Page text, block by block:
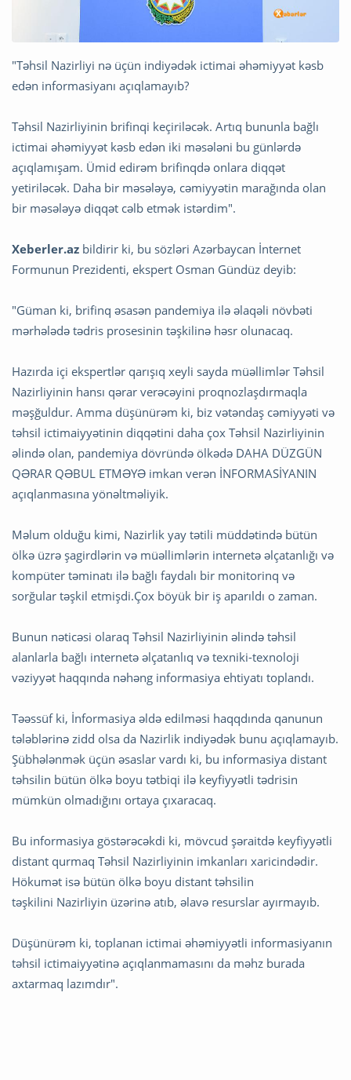
"Təhsil Nazirliyi nə üçün indiyədək ictimai əhəmiyyət kəsb
edən informasiyanı açıqlamayıb?
Təhsil Nazirliyinin brifinqi keçiriləcək. Artıq bununla bağlı
ictimai əhəmiyyət kəsb edən iki məsələni bu günlərdə
açıqlamışam. Ümid edirəm brifinqdə onlara diqqət
yetiriləcək. Daha bir məsələyə, cəmiyyətin marağında olan
bir məsələyə diqqət cəlb etmək istərdim".
Xeberler.az bildirir ki, bu sözləri Azərbaycan İnternet
Formunun Prezidenti, ekspert Osman Gündüz deyib:
"Güman ki, brifinq əsasən pandemiya ilə əlaqəli növbəti
mərhələdə tədris prosesinin təşkilinə həsr olunacaq.
Hazırda içi ekspertlər qarışıq xeyli sayda müəllimlər Təhsil
Nazirliyinin hansı qərar verəcəyini proqnozlaşdırmaqla
məşğuldur. Amma düşünürəm ki, biz vətəndaş cəmiyyəti və
təhsil ictimaiyyətinin diqqətini daha çox Təhsil Nazirliyinin
əlində olan, pandemiya dövründə ölkədə DAHA DÜZGÜN
QƏRAR QƏBUL ETMƏYƏ imkan verən İNFORMASİYANIN
açıqlanmasına yönəltməliyik.
Məlum olduğu kimi, Nazirlik yay tətili müddətində bütün
ölkə üzrə şagirdlərin və müəllimlərin internetə əlçatanlığı və
kompüter təminatı ilə bağlı faydalı bir monitorinq və
sorğular təşkil etmişdi.Çox böyük bir iş aparıldı o zaman.
Bunun nəticəsi olaraq Təhsil Nazirliyinin əlində təhsil
alanlarla bağlı internetə əlçatanlıq və texniki-texnoloji
vəziyyət haqqında nəhəng informasiya ehtiyatı toplandı.
Təəssüf ki, İnformasiya əldə edilməsi haqqdında qanunun
tələblərinə zidd olsa da Nazirlik indiyədək bunu açıqlamayıb.
Şübhələnmək üçün əsaslar vardı ki, bu informasiya distant
təhsilin bütün ölkə boyu tətbiqi ilə keyfiyyətli tədrisin
mümkün olmadığını ortaya çıxaracaq.
Bu informasiya göstərəcəkdi ki, mövcud şəraitdə keyfiyyətli
distant qurmaq Təhsil Nazirliyinin imkanları xaricindədir.
Hökumət isə bütün ölkə boyu distant təhsilin
təşkilini Nazirliyin üzərinə atıb, əlavə resurslar ayırmayıb.
Düşünürəm ki, toplanan ictimai əhəmiyyətli informasiyanın
təhsil ictimaiyyətinə açıqlanmamasını da məhz burada
axtarmaq lazımdır".